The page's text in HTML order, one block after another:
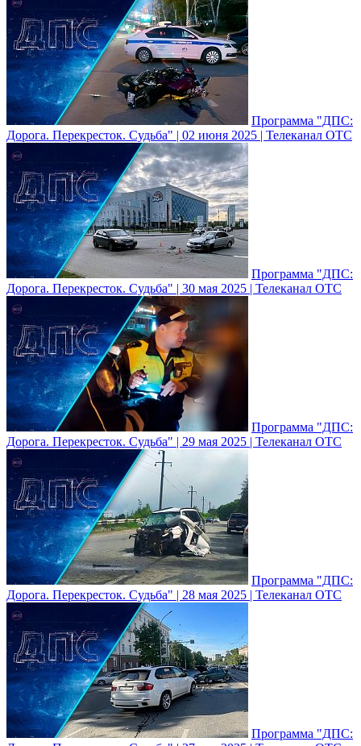
Программа "ДПС:
Дорога. Перекресток. Судьба" | 02 июня 2025 | Телеканал ОТС
Программа "ДПС:
Дорога. Перекресток. Судьба" | 30 мая 2025 | Телеканал ОТС
Программа "ДПС:
Дорога. Перекресток. Судьба" | 29 мая 2025 | Телеканал ОТС
Программа "ДПС:
Дорога. Перекресток. Судьба" | 28 мая 2025 | Телеканал ОТС
Программа "ДПС: